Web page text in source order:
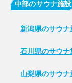
中部のサウナ施設
新潟県のサウナ
石川県のサウナ
山梨県のサウナ